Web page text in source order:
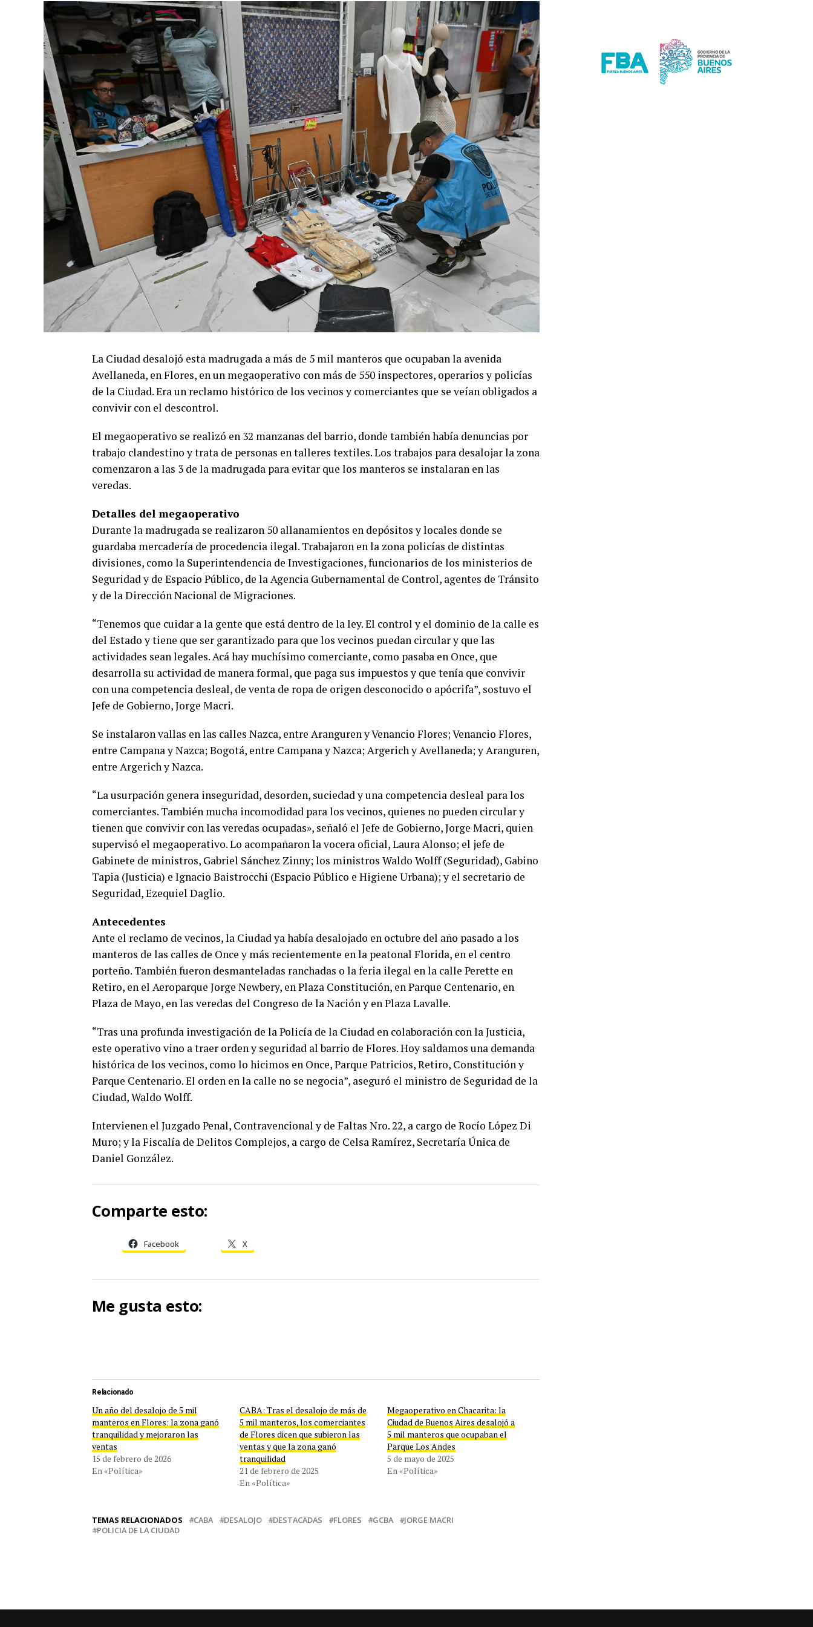
La Ciudad desalojó esta madrugada a más de 5 mil manteros que ocupaban la avenida
Avellaneda, en Flores, en un megaoperativo con más de 550 inspectores, operarios y policías
de la Ciudad. Era un reclamo histórico de los vecinos y comerciantes que se veían obligados a
convivir con el descontrol.
El megaoperativo se realizó en 32 manzanas del barrio, donde también había denuncias por
trabajo clandestino y trata de personas en talleres textiles. Los trabajos para desalojar la zona
comenzaron a las 3 de la madrugada para evitar que los manteros se instalaran en las
veredas.
Detalles del megaoperativo
Durante la madrugada se realizaron 50 allanamientos en depósitos y locales donde se
guardaba mercadería de procedencia ilegal. Trabajaron en la zona policías de distintas
divisiones, como la Superintendencia de Investigaciones, funcionarios de los ministerios de
Seguridad y de Espacio Público, de la Agencia Gubernamental de Control, agentes de Tránsito
y de la Dirección Nacional de Migraciones.
“Tenemos que cuidar a la gente que está dentro de la ley. El control y el dominio de la calle es
del Estado y tiene que ser garantizado para que los vecinos puedan circular y que las
actividades sean legales. Acá hay muchísimo comerciante, como pasaba en Once, que
desarrolla su actividad de manera formal, que paga sus impuestos y que tenía que convivir
con una competencia desleal, de venta de ropa de origen desconocido o apócrifa”, sostuvo el
Jefe de Gobierno, Jorge Macri.
Se instalaron vallas en las calles Nazca, entre Aranguren y Venancio Flores; Venancio Flores,
entre Campana y Nazca; Bogotá, entre Campana y Nazca; Argerich y Avellaneda; y Aranguren,
entre Argerich y Nazca.
“La usurpación genera inseguridad, desorden, suciedad y una competencia desleal para los
comerciantes. También mucha incomodidad para los vecinos, quienes no pueden circular y
tienen que convivir con las veredas ocupadas», señaló el Jefe de Gobierno, Jorge Macri, quien
supervisó el megaoperativo. Lo acompañaron la vocera oficial, Laura Alonso; el jefe de
Gabinete de ministros, Gabriel Sánchez Zinny; los ministros Waldo Wolff (Seguridad), Gabino
Tapia (Justicia) e Ignacio Baistrocchi (Espacio Público e Higiene Urbana); y el secretario de
Seguridad, Ezequiel Daglio.
Antecedentes
Ante el reclamo de vecinos, la Ciudad ya había desalojado en octubre del año pasado a los
manteros de las calles de Once y más recientemente en la peatonal Florida, en el centro
porteño. También fueron desmanteladas ranchadas o la feria ilegal en la calle Perette en
Retiro, en el Aeroparque Jorge Newbery, en Plaza Constitución, en Parque Centenario, en
Plaza de Mayo, en las veredas del Congreso de la Nación y en Plaza Lavalle.
“Tras una profunda investigación de la Policía de la Ciudad en colaboración con la Justicia,
este operativo vino a traer orden y seguridad al barrio de Flores. Hoy saldamos una demanda
histórica de los vecinos, como lo hicimos en Once, Parque Patricios, Retiro, Constitución y
Parque Centenario. El orden en la calle no se negocia”, aseguró el ministro de Seguridad de la
Ciudad, Waldo Wolff.
Intervienen el Juzgado Penal, Contravencional y de Faltas Nro. 22, a cargo de Rocío López Di
Muro; y la Fiscalía de Delitos Complejos, a cargo de Celsa Ramírez, Secretaría Única de
Daniel González.
Comparte esto:
Facebook X
Me gusta esto:
Relacionado
Un año del desalojo de 5 mil
manteros en Flores: la zona ganó
tranquilidad y mejoraron las
ventas
15 de febrero de 2026
En «Política»
CABA: Tras el desalojo de más de
5 mil manteros, los comerciantes
de Flores dicen que subieron las
ventas y que la zona ganó
tranquilidad
21 de febrero de 2025
En «Política»
Megaoperativo en Chacarita: la
Ciudad de Buenos Aires desalojó a
5 mil manteros que ocupaban el
Parque Los Andes
5 de mayo de 2025
En «Política»
TEMAS RELACIONADOS CABA DESALOJO DESTACADAS FLORES GCBA
JORGE MACRI
POLICIA DE LA CIUDAD